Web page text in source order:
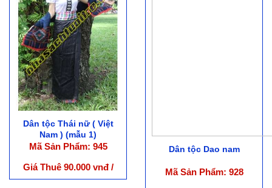
Dân tộc Thái nữ ( Việt
Nam ) (mẫu 1)
Mã Sản Phẩm: 945
Giá Thuê 90.000 vnđ /
Bộ
Dân tộc Dao nam
Mã Sản Phẩm: 928